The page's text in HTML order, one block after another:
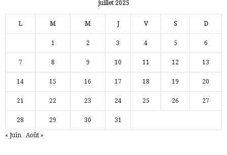
juillet 2025
L M M J V S D
1 2 3 4 5 6
7 8 9 10 11 12 13
14 15 16 17 18 19 20
21 22 23 24 25 26 27
28 29 30 31
« Juin Août »